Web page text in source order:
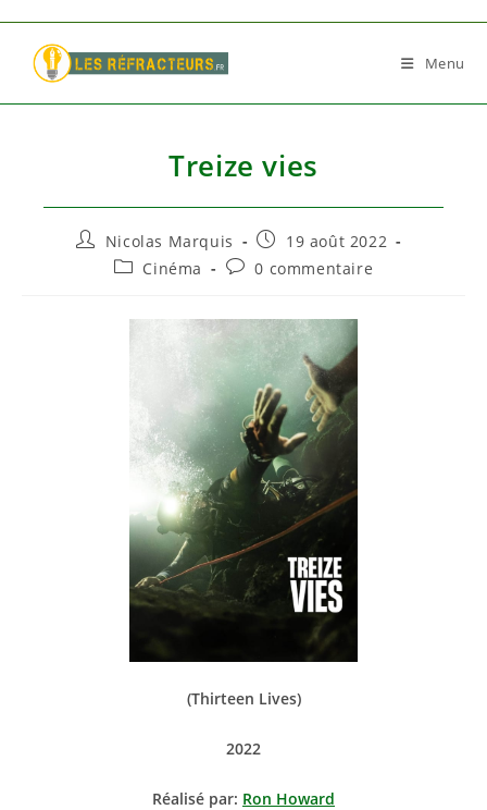
content
Menu
Treize vies
Auteur/autrice
Nicolas Marquis
Publication
publiée :
19 août 2022
PostCinéma
Commentaires
publication :
0 commentaire
(Thirteen Lives)
2022
Réalisé par: Ron Howard